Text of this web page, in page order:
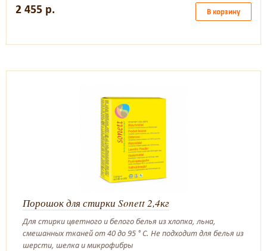
2 455 р. В корзину
Порошок для стирки Sonett 2,4кг
Для стирки цветного и белого белья из хлопка, льна,
смешанных тканей от 40 до 95 ° C. Не подходит для белья из
шерсти, шелка и микрофибры